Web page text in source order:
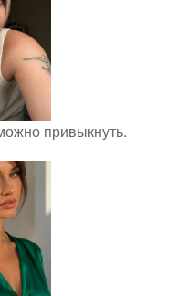
привыкнуть.